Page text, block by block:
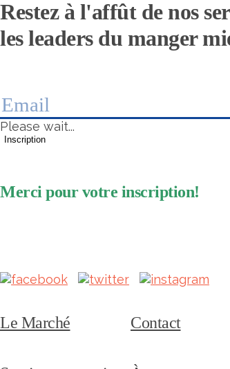
Restez à l'affût de nos
les leaders du manger
Please wait...
Inscription
Merci pour votre inscription!
Le Marché Contact